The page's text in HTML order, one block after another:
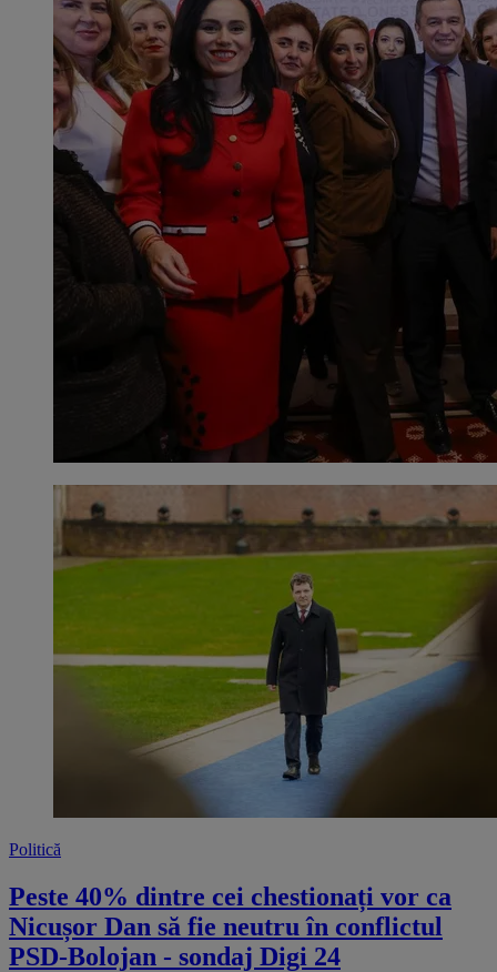
Politică
Peste 40% dintre cei chestionați vor ca
Nicușor Dan să fie neutru în conflictul
PSD-Bolojan - sondaj Digi 24